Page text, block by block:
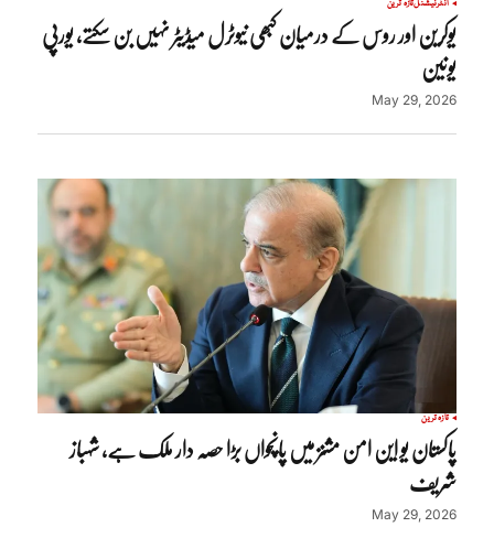
انٹرنیشنلتازہ ترین
یوکرین اور روس کے درمیان کبھی نیوٹرل میڈیٹر نہیں بن سکتے، یورپی
یونین
May 29, 2026
تازہ ترین
پاکستان یو این امن مشنز میں پانچواں بڑا حصہ دار ملک ہے، شہباز
شریف
May 29, 2026